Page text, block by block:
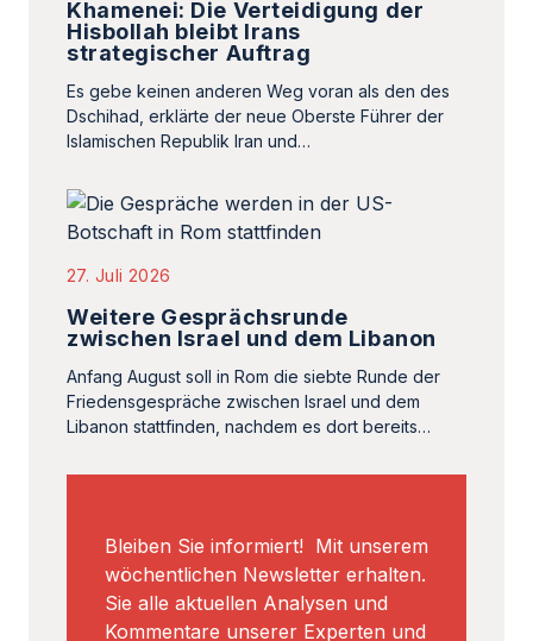
Khamenei: Die Verteidigung der
Hisbollah bleibt Irans
strategischer Auftrag
Es gebe keinen anderen Weg voran als den des
Dschihad, erklärte der neue Oberste Führer der
Islamischen Republik Iran und…
27. Juli 2026
Weitere Gesprächsrunde
zwischen Israel und dem Libanon
Anfang August soll in Rom die siebte Runde der
Friedensgespräche zwischen Israel und dem
Libanon stattfinden, nachdem es dort bereits…
Bleiben Sie informiert! Mit unserem
wöchentlichen Newsletter erhalten.
Sie alle aktuellen Analysen und
Kommentare unserer Experten und